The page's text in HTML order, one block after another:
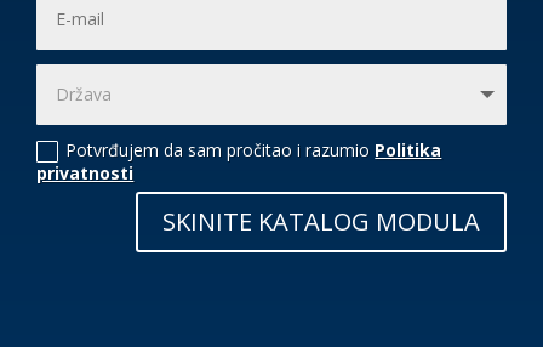
Potvrđujem da sam pročitao i razumio Politika
privatnosti
SKINITE KATALOG MODULA